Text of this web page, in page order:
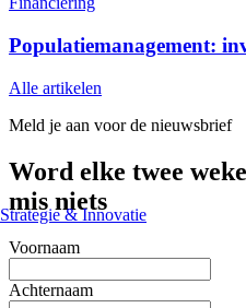
Strategie & Innovatie
Populatiemanagement:
Alle artikelen
Meld je aan voor de nieuwsbrief
Word elke twee
mis niets
Voornaam
Achternaam